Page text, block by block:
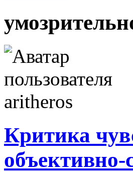
Критика
объективно-